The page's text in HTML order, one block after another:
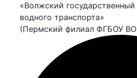
«Волжский государственный
водного транспорта»
(Пермский филиал ФГБОУ ВО